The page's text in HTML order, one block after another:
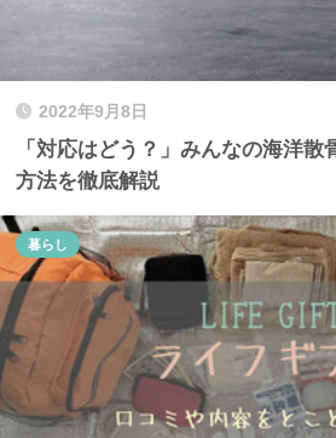
2022年9月8日
「対応はどう？」みんなの海洋散
方法を徹底解説
暮らし